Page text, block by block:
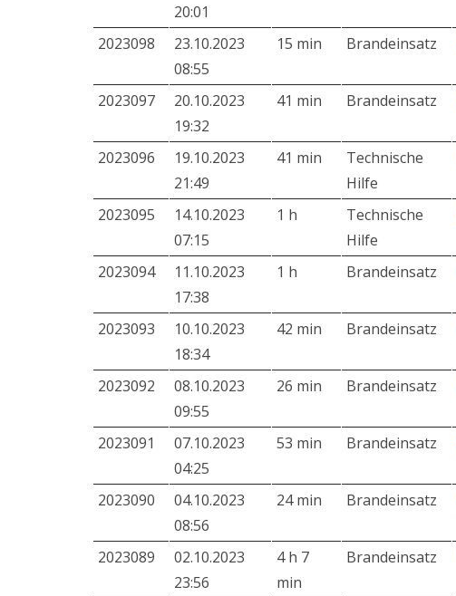
20:01
2023098
23.10.2023
08:55
15 min Brandeinsatz
2023097
20.10.2023
19:32
41 min Brandeinsatz
2023096
19.10.2023
21:49
41 min
Technische
Hilfe
2023095
14.10.2023
07:15
1 h
Technische
Hilfe
2023094
11.10.2023
17:38
1 h Brandeinsatz
2023093
10.10.2023
18:34
42 min Brandeinsatz
2023092
08.10.2023
09:55
26 min Brandeinsatz
2023091
07.10.2023
04:25
53 min Brandeinsatz
2023090
04.10.2023
08:56
24 min Brandeinsatz
2023089
02.10.2023
23:56
4 h 7
min
Brandeinsatz